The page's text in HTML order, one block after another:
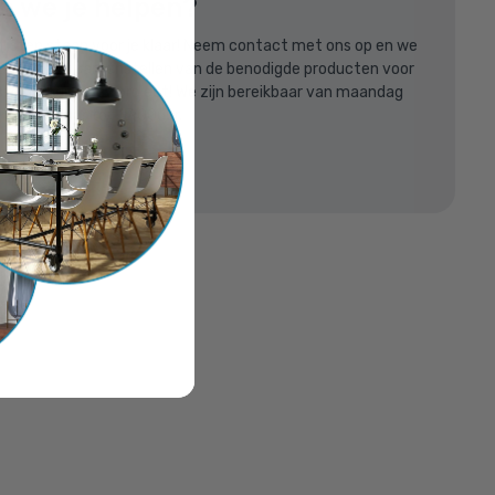
we je helpen?
staan voor je klaar! Neem contact met ons op en we
bij het samenstellen van de benodigde producten voor
steigerbuis bouwproject! We zijn bereikbaar van maandag
8:30uur tot 17:00uur.
mm -